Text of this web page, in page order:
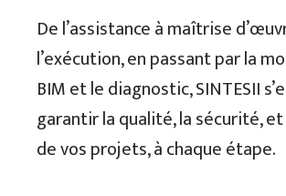
De l’assistance à maîtrise
l’exécution, en passant par la
BIM et le diagnostic, SINTESII
garantir la qualité, la sécurité,
de vos projets, à chaque étape.